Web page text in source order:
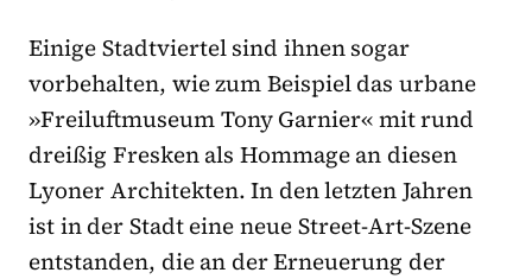
Einige Stadtviertel sind ihnen sogar
vorbehalten, wie zum Beispiel das urbane
»Freiluftmuseum Tony Garnier« mit rund
dreißig Fresken als Hommage an diesen
Lyoner Architekten. In den letzten Jahren
ist in der Stadt eine neue Street-Art-Szene
entstanden, die an der Erneuerung der